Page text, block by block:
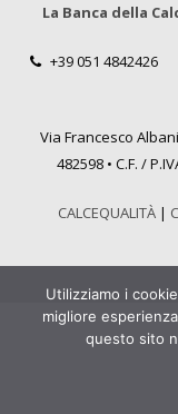
La Banca della
+39 051 4842426
Via Francesco
482598 • C.F. /
CALCEQUALITÀ|
Utilizziamo i
migliore
questo sito